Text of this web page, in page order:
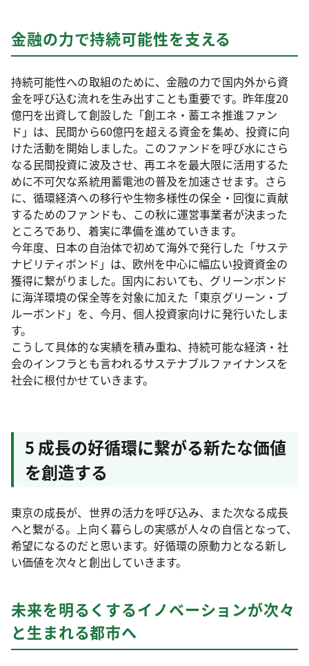
金融の力で持続可能性を支える
持続可能性への取組のために、金融の力で国内外から資
金を呼び込む流れを生み出すことも重要です。昨年度20
億円を出資して創設した「創エネ・蓄エネ推進ファン
ド」は、民間から60億円を超える資金を集め、投資に向
けた活動を開始しました。このファンドを呼び水にさら
なる民間投資に波及させ、再エネを最大限に活用するた
めに不可欠な系統用蓄電池の普及を加速させます。さら
に、循環経済への移行や生物多様性の保全・回復に貢献
するためのファンドも、この秋に運営事業者が決まった
ところであり、着実に準備を進めていきます。
今年度、日本の自治体で初めて海外で発行した「サステ
ナビリティボンド」は、欧州を中心に幅広い投資資金の
獲得に繋がりました。国内においても、グリーンボンド
に海洋環境の保全等を対象に加えた「東京グリーン・ブ
ルーボンド」を、今月、個人投資家向けに発行いたしま
す。
こうして具体的な実績を積み重ね、持続可能な経済・社
会のインフラとも言われるサステナブルファイナンスを
社会に根付かせていきます。
5 成長の好循環に繋がる新たな価値
を創造する
東京の成長が、世界の活力を呼び込み、また次なる成長
へと繋がる。上向く暮らしの実感が人々の自信となって、
希望になるのだと思います。好循環の原動力となる新し
い価値を次々と創出していきます。
未来を明るくするイノベーションが次々
と生まれる都市へ